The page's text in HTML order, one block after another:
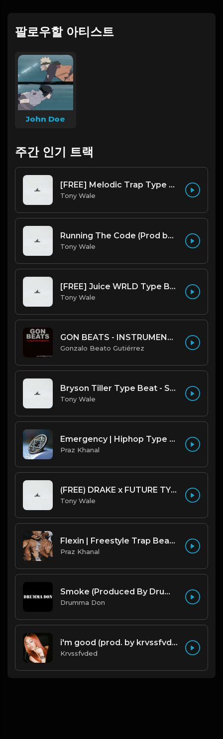
팔로우할 아티스트
John Doe
주간 인기 트랙
[FREE] Melodic Trap Type Beat - After Hours - bmin 95 (Prod. Cypher X Tony Wale)
Tony Wale
Running The Code (Prod by Tony Wale)
Tony Wale
[FREE] Juice WRLD Type Beat - Lucid Piano (Prod by Tony Wale)
Tony Wale
GON BEATS - INSTRUMENTAL 219001 [150BPM] [TRAP]
Gonzalo Beato Gutiérrez
Bryson Tiller Type Beat - Smoking Aces (F Minor) (Prod by Tony Wale)
Tony Wale
Emergency | Hiphop Type Beat [Copyright Free Music]
Praz Khanal
(FREE) DRAKE x FUTURE TYPE BEAT - Under Water 122 bpm (Prod by Tony Wale)
Tony Wale
Flexin | Freestyle Trap Beat [Copyright Free Music]
Praz Khanal
Smoke (Produced By Drumma Don x Beto)
Drumma Don
i'm good (prod. by krvssfvded) 130bpm
Krvssfvded